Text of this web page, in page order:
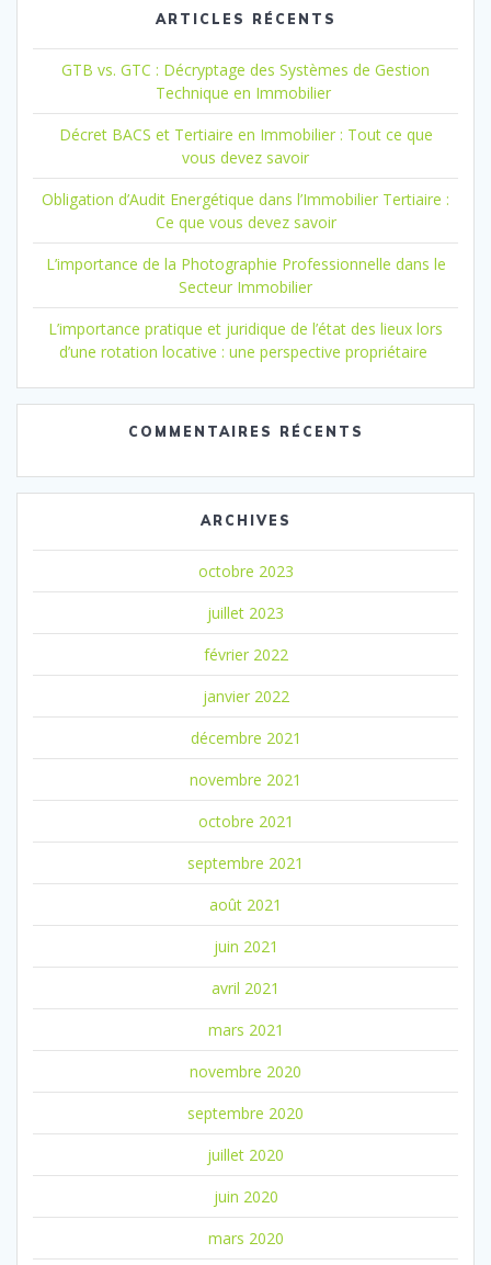
ARTICLES RÉCENTS
GTB vs. GTC : Décryptage des Systèmes de Gestion
Technique en Immobilier
Décret BACS et Tertiaire en Immobilier : Tout ce que
vous devez savoir
Obligation d’Audit Energétique dans l’Immobilier Tertiaire :
Ce que vous devez savoir
L’importance de la Photographie Professionnelle dans le
Secteur Immobilier
L’importance pratique et juridique de l’état des lieux lors
d’une rotation locative : une perspective propriétaire
COMMENTAIRES RÉCENTS
ARCHIVES
octobre 2023
juillet 2023
février 2022
janvier 2022
décembre 2021
novembre 2021
octobre 2021
septembre 2021
août 2021
juin 2021
avril 2021
mars 2021
novembre 2020
septembre 2020
juillet 2020
juin 2020
mars 2020